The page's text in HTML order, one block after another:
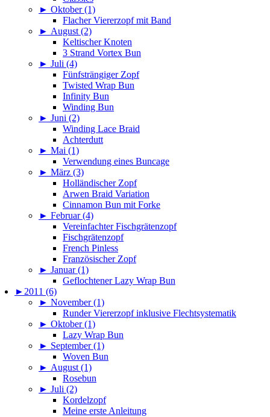
► Oktober (1)
Flacher Viererzopf mit Band
► August (2)
Keltischer Knoten
3 Strand Vortex Bun
► Juli (4)
Fünfsträngiger Zopf
Twisted Wrap Bun
Infinity Bun
Winding Bun
► Juni (2)
Winding Lace Braid
Achterdutt
► Mai (1)
Verwendung eines Buncage
► März (3)
Holländischer Zopf
Arwen Braid Variation
Cinnamon Bun mit Forke
► Februar (4)
Vereinfachter Fischgrätenzopf
Fischgrätenzopf
French Pinless
Französischer Zopf
► Januar (1)
Geflochtener Lazy Wrap Bun
► 2011 (6)
► November (1)
Runder Viererzopf inklusive Flechtsystematik
► Oktober (1)
Lazy Wrap Bun
► September (1)
Woven Bun
► August (1)
Rosebun
► Juli (2)
Kordelzopf
Meine erste Anleitung